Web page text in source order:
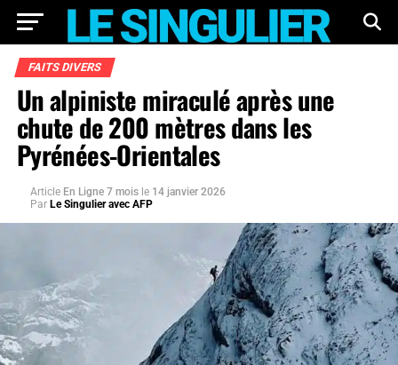
FAITS DIVERS
Un alpiniste miraculé après une
chute de 200 mètres dans les
Pyrénées-Orientales
Article En Ligne 7 mois le 14 janvier 2026
Par Le Singulier avec AFP